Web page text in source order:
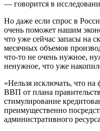
— говорится в
Но даже если спрос в
очень поможет нашим
что уже сейчас запасы на
месячных объемов
что-то не очень нужное,
ненужное, что уже
«Нельзя исключать, что на
ВВП от плана
стимулирование
преимущественно
административного